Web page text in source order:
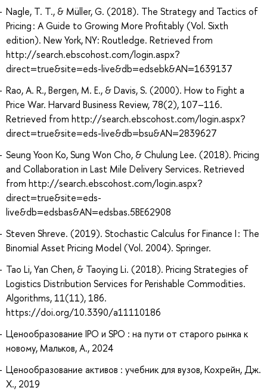
Nagle, T. T., & Müller, G. (2018). The Strategy and Tactics of
Pricing : A Guide to Growing More Profitably (Vol. Sixth
edition). New York, NY: Routledge. Retrieved from
http://search.ebscohost.com/login.aspx?
direct=true&site=eds-live&db=edsebk&AN=1639137
Rao, A. R., Bergen, M. E., & Davis, S. (2000). How to Fight a
Price War. Harvard Business Review, 78(2), 107–116.
Retrieved from http://search.ebscohost.com/login.aspx?
direct=true&site=eds-live&db=bsu&AN=2839627
Seung Yoon Ko, Sung Won Cho, & Chulung Lee. (2018). Pricing
and Collaboration in Last Mile Delivery Services. Retrieved
from http://search.ebscohost.com/login.aspx?
direct=true&site=eds-
live&db=edsbas&AN=edsbas.5BE62908
Steven Shreve. (2019). Stochastic Calculus for Finance I : The
Binomial Asset Pricing Model (Vol. 2004). Springer.
Tao Li, Yan Chen, & Taoying Li. (2018). Pricing Strategies of
Logistics Distribution Services for Perishable Commodities.
Algorithms, 11(11), 186.
https://doi.org/10.3390/a11110186
Ценообразование IPO и SPO : на пути от старого рынка к
новому, Мальков, А., 2024
Ценообразование активов : учебник для вузов, Кохрейн, Дж.
Х., 2019